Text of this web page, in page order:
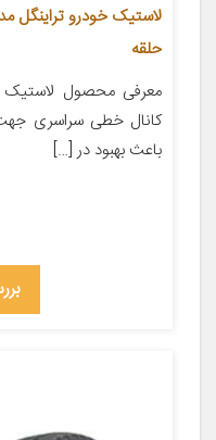
حلقه
کانال خطی سراسری
باعث بهبود در […]